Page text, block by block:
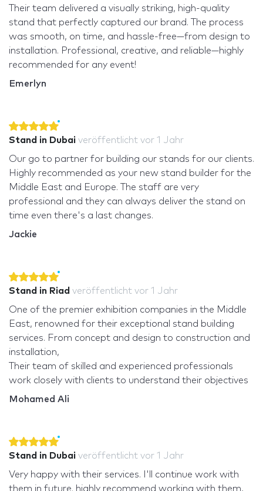
Their team delivered a visually striking, high-quality
stand that perfectly captured our brand. The process
was smooth, on time, and hassle-free—from design to
installation. Professional, creative, and reliable—highly
recommended for any event!
Emerlyn
Stand in Dubai veröffentlicht vor 1 Jahr
Our go to partner for building our stands for our clients.
Highly recommended as your new stand builder for the
Middle East and Europe. The staff are very
professional and they can always deliver the stand on
time even there's a last changes.
Jackie
Stand in Riad veröffentlicht vor 1 Jahr
One of the premier exhibition companies in the Middle
East, renowned for their exceptional stand building
services. From concept and design to construction and
installation,
Their team of skilled and experienced professionals
work closely with clients to understand their objectives
Mohamed Ali
Stand in Dubai veröffentlicht vor 1 Jahr
Very happy with their services. I'll continue work with
them in future. highly recommend working with them,